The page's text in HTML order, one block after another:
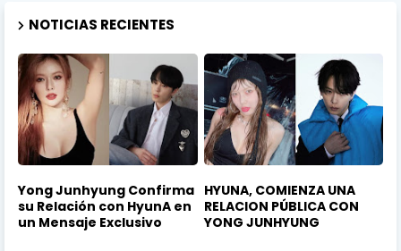
NOTICIAS RECIENTES
Yong Junhyung Confirma
su Relación con HyunA en
un Mensaje Exclusivo
HYUNA, COMIENZA UNA
RELACION PÚBLICA CON
YONG JUNHYUNG